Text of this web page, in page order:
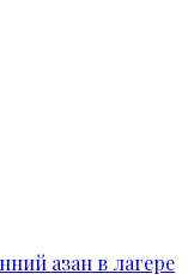
азан в лагере